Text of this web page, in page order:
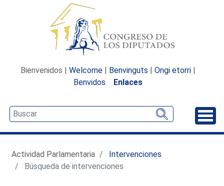
Bienvenidos | Welcome | Benvinguts | Ongi etorri |
Benvidos
Enlaces
Actividad Parlamentaria
Intervenciones
Búsqueda de intervenciones